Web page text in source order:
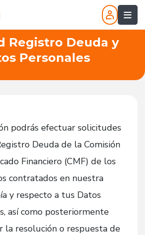
Registro Deuda y
Personales
podrás efectuar solicitudes
Deuda de la Comisión
Financiero (CMF) de los
contratados en nuestra
y respecto a tus Datos
así como posteriormente
la resolución o respuesta de